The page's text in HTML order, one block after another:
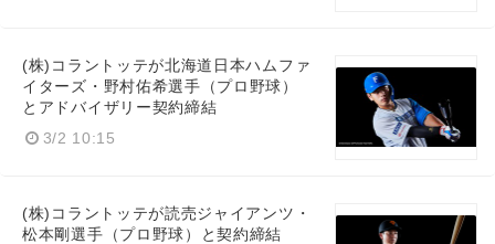
(株)コラントッテが北海道日本ハムファ
イターズ・野村佑希選手（プロ野球）
とアドバイザリー契約締結
3/2 10:15
(株)コラントッテが読売ジャイアンツ・
松本剛選手（プロ野球）と契約締結